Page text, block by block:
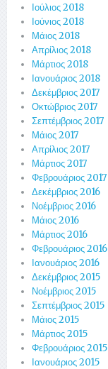
Ιούλιος 2018
Ιούνιος 2018
Μάιος 2018
Απρίλιος 2018
Μάρτιος 2018
Ιανουάριος 2018
Δεκέμβριος 2017
Οκτώβριος 2017
Σεπτέμβριος 2017
Μάιος 2017
Απρίλιος 2017
Μάρτιος 2017
Φεβρουάριος 2017
Δεκέμβριος 2016
Νοέμβριος 2016
Μάιος 2016
Μάρτιος 2016
Φεβρουάριος 2016
Ιανουάριος 2016
Δεκέμβριος 2015
Νοέμβριος 2015
Σεπτέμβριος 2015
Μάιος 2015
Μάρτιος 2015
Φεβρουάριος 2015
Ιανουάριος 2015